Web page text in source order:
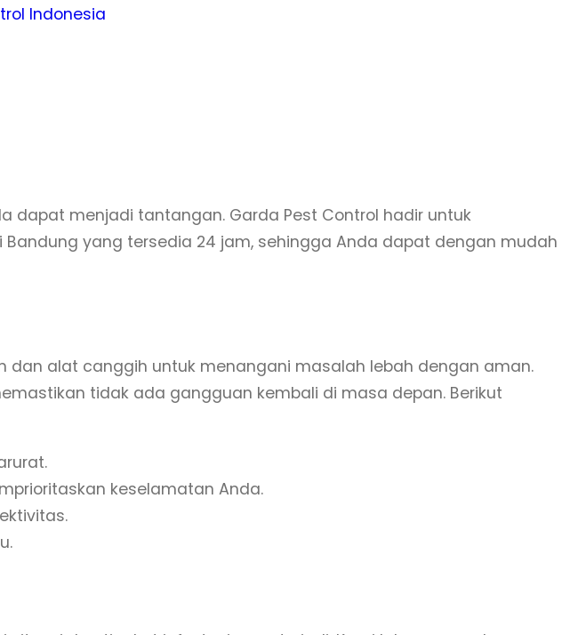
Indonesia
dapat menjadi tantangan. Garda Pest Control hadir untuk
yang tersedia 24 jam, sehingga Anda dapat dengan mudah
dan alat canggih untuk menangani masalah lebah dengan aman.
tidak ada gangguan kembali di masa depan. Berikut
keselamatan Anda.